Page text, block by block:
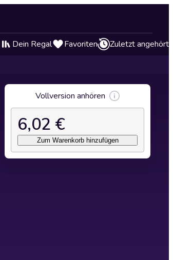
Dein Regal Favoriten Zuletzt angehört
Vollversion anhören
6,02 €
Zum Warenkorb hinzufügen